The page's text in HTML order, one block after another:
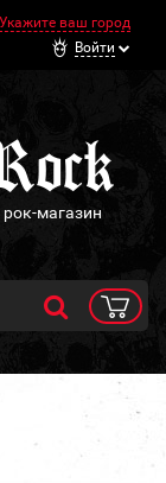
Укажите ваш город
Войти
магазин